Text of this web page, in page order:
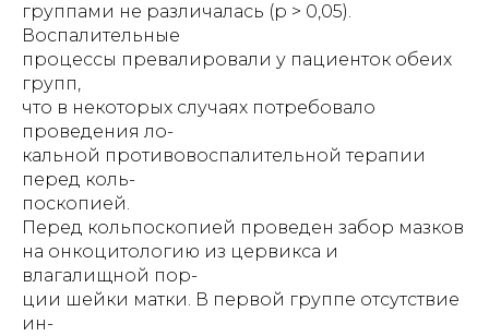
группами не различалась (р > 0,05).
Воспалительные
процессы превалировали у пациенток обеих
групп,
что в некоторых случаях потребовало
проведения ло-
кальной противовоспалительной терапии
перед коль-
поскопией.
Перед кольпоскопией проведен забор мазков
на онкоцитологию из цервикса и
влагалищной пор-
ции шейки матки. В первой группе отсутствие
ин-